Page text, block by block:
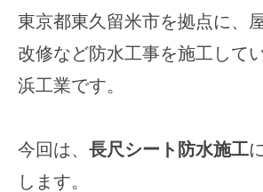
東京都東久留米市を拠点に、
改修など防水工事を施工して
浜工業です。
今回は、 長尺シート防水施工
します。